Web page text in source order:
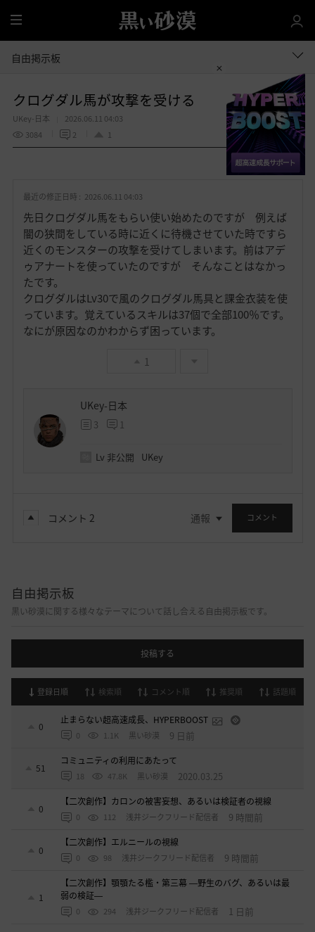
全
体
自由掲示板
クログダル馬が攻撃を受ける
UKey-日本
2026.06.11 04:03
3084
2 1
お
入
り
共有する
最近の修正日時 : 2026.06.11 04:03
先日クログダル馬をもらい使い始めたのですが 例えば
闇の狭間をしている時に近くに待機させていた時ですら
近くのモンスターの攻撃を受けてしまいます。前はアデ
ゥアナートを使っていたのですが そんなことはなかっ
たです。
クログダルはLv30で風のクログダル馬具と課金衣装を使
っています。覚えているスキルは37個で全部100％です。
なにが原因なのかわからず困っています。
1
UKey-日本
3 1
Lv 非公開 UKey
コメント 2 通報 コメント
自由掲示板
黒い砂漠に関する様々なテーマについて話し合える自由掲示板です。
投稿する
登録日順 検索順 コメント順 推奨順 話題順
0
止まらない超高速成長、HYPERBOOST
0 1.1K 黒い砂漠 9 日前
51
コミュニティの利用にあたって
18 47.8K 黒い砂漠 2020.03.25
0
【二次創作】カロンの被害妄想、あるいは検証者の視線
0 112 浅井ジークフリード配信者 9 時間前
0
【二次創作】エルニールの視線
0 98 浅井ジークフリード配信者 9 時間前
1
【二次創作】顎顎たる檻・第三幕 ―野生のバグ、あるいは最
弱の検証―
0 294 浅井ジークフリード配信者 1 日前